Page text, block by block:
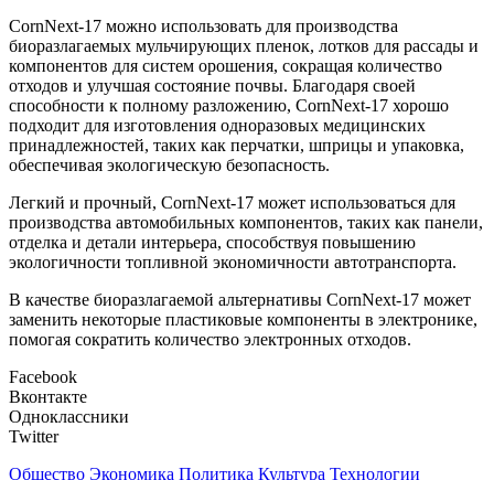
СornNext-17 можно использовать для производства
биоразлагаемых мульчирующих пленок, лотков для рассады и
компонентов для систем орошения, сокращая количество
отходов и улучшая состояние почвы. Благодаря своей
способности к полному разложению, CornNext-17 хорошо
подходит для изготовления одноразовых медицинских
принадлежностей, таких как перчатки, шприцы и упаковка,
обеспечивая экологическую безопасность.
Легкий и прочный, CornNext-17 может использоваться для
производства автомобильных компонентов, таких как панели,
отделка и детали интерьера, способствуя повышению
экологичности топливной экономичности автотранспорта.
В качестве биоразлагаемой альтернативы CornNext-17 может
заменить некоторые пластиковые компоненты в электронике,
помогая сократить количество электронных отходов.
Facebook
Вконтакте
Одноклассники
Twitter
Общество Экономика Политика Культура Технологии